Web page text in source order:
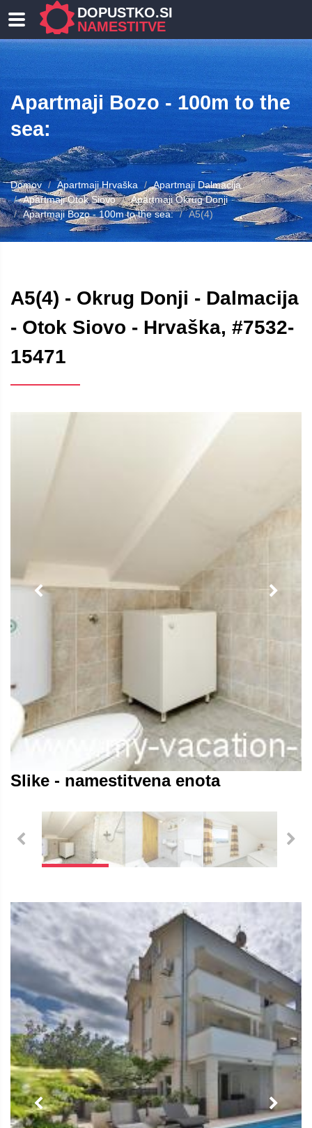
DOPUSTKO.SI
NAMESTITVE
Apartmaji Bozo - 100m to the
sea:
Domov Apartmaji Hrvaška
Apartmaji Dalmacija
Apartmaji Otok Siovo
Apartmaji Okrug Donji
Apartmaji Bozo - 100m to the sea:
A5(4)
A5(4) - Okrug Donji - Dalmacija
- Otok Siovo - Hrvaška, #7532-
15471
Slike - namestitvena enota